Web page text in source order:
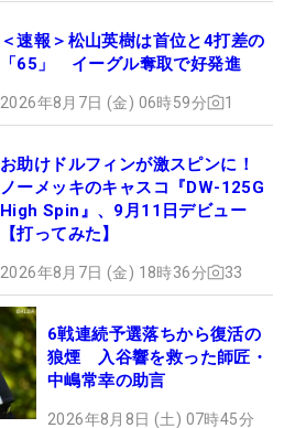
＜速報＞松山英樹は首位と4打差の
「65」 イーグル奪取で好発進
2026年8月7日 (金) 06時59分 1
お助けドルフィンが激スピンに！
ノーメッキのキャスコ『DW-125G
High Spin』、9月11日デビュー
【打ってみた】
2026年8月7日 (金) 18時36分 33
6戦連続予選落ちから復活の
狼煙 入谷響を救った師匠・
中嶋常幸の助言
2026年8月8日 (土) 07時45分